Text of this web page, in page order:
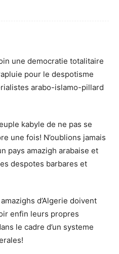
une democratie totalitaire
pour le despotisme
arabo-islamo-pillard
kabyle de ne pas se
une fois! N’oublions jamais
pays amazigh arabaise et
despotes barbares et
d’Algerie doivent
enfin leurs propres
le cadre d’un systeme